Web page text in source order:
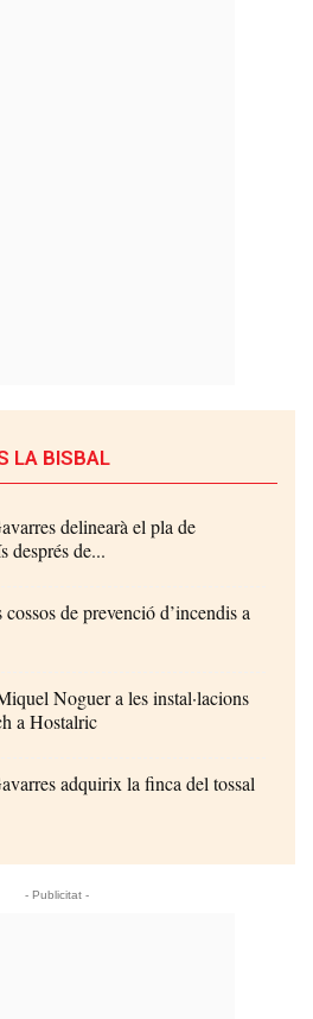
LA BISBAL
delinearà el pla de
després de...
de prevenció d’incendis a
Noguer a les instal·lacions
a Hostalric
adquirix la finca del tossal
- Publicitat -